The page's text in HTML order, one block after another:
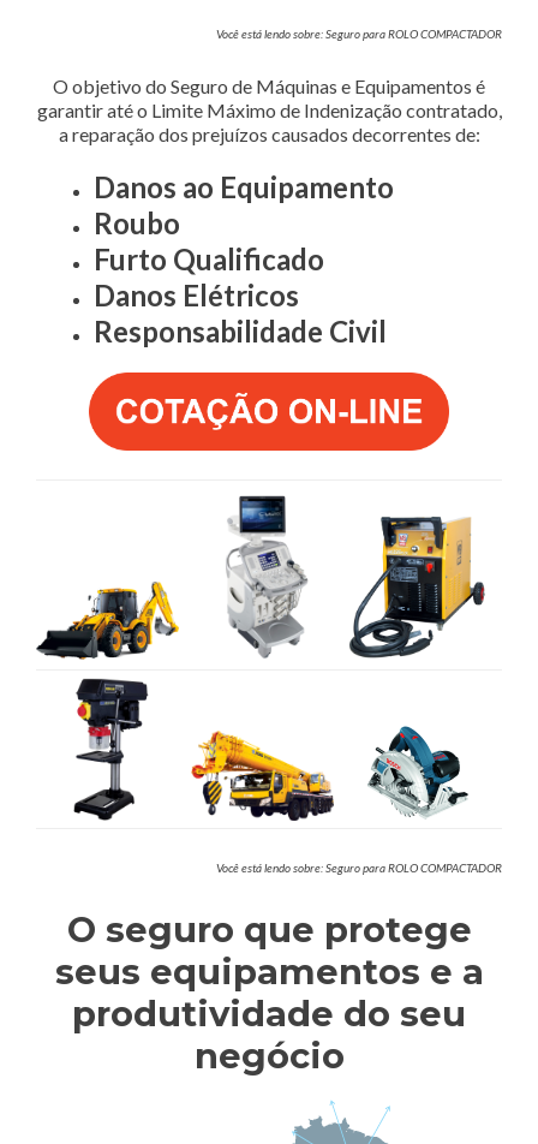
Você está lendo sobre: Seguro para ROLO COMPACTADOR
O objetivo do Seguro de Máquinas e Equipamentos é
garantir até o Limite Máximo de Indenização contratado,
a reparação dos prejuízos causados decorrentes de:
Danos ao Equipamento
Roubo
Furto Qualificado
Danos Elétricos
Responsabilidade Civil
Você está lendo sobre: Seguro para ROLO COMPACTADOR
O seguro que protege
seus equipamentos e a
produtividade do seu
negócio